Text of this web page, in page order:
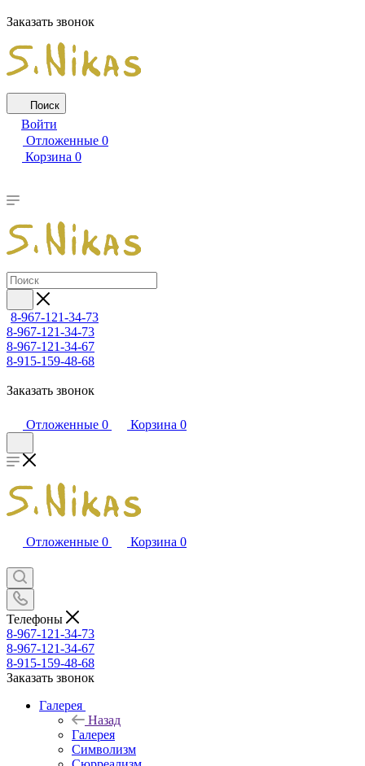
Заказать звонок
Поиск
Войти
Отложенные 0
Корзина 0
8-967-121-34-73
8-967-121-34-73
8-967-121-34-67
8-915-159-48-68
Заказать звонок
Отложенные 0 Корзина 0
Отложенные 0 Корзина 0
Телефоны
8-967-121-34-73
8-967-121-34-67
8-915-159-48-68
Заказать звонок
Галерея
Назад
Галерея
Символизм